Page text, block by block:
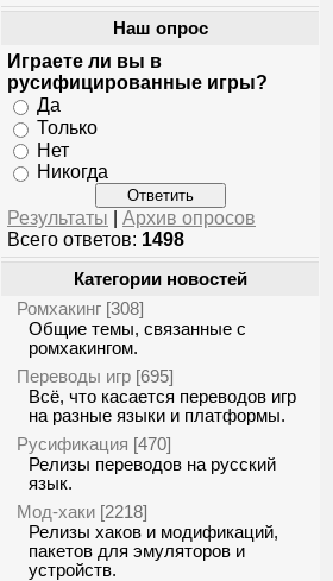
Наш опрос
Играете ли вы в
русифицированные игры?
Да
Только
Нет
Никогда
Результаты
Архив опросов
Всего ответов: 1498
Категории новостей
Ромхакинг [308]
Общие темы, связанные с
ромхакингом.
Переводы игр [695]
Всё, что касается переводов игр
на разные языки и платформы.
Русификация [470]
Релизы переводов на русский
язык.
Мод-хаки [2218]
Релизы хаков и модификаций,
пакетов для эмуляторов и
устройств.